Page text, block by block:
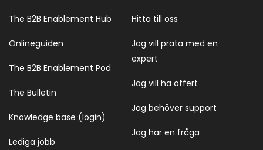
The B2B Enablement Hub
Onlineguiden
The B2B Enablement Pod
The Bulletin
Knowledge base (login)
Lediga jobb
Hitta till oss
Jag vill prata med en
expert
Jag vill ha offert
Jag behöver support
Jag har en fråga